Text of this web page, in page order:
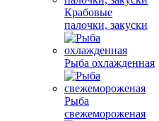
Крабовые
палочки, закуски
Рыба охлажденная
Рыба
свежемороженая